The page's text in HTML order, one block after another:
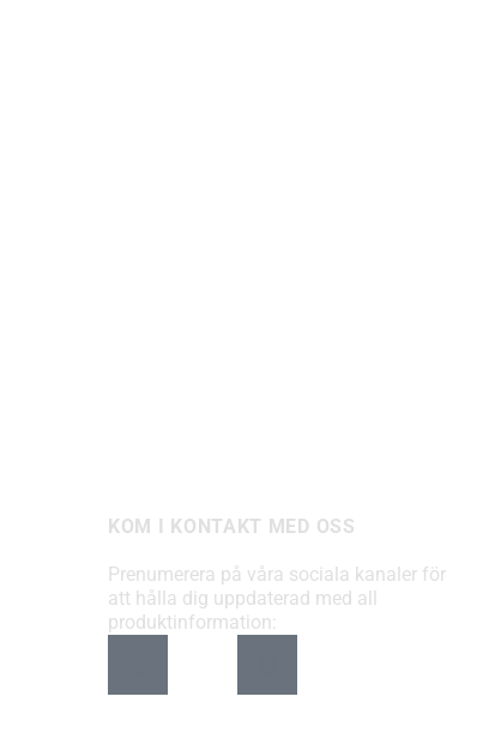
KOM I KONTAKT MED OSS
Prenumerera på våra sociala kanaler för
att hålla dig uppdaterad med all
produktinformation: